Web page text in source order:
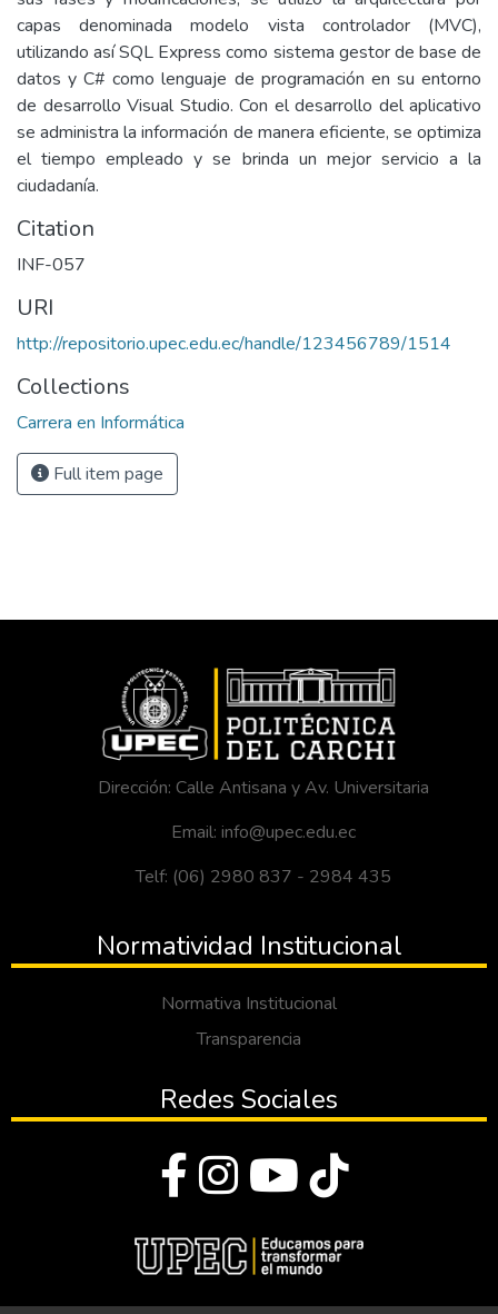
capas denominada modelo vista controlador (MVC),
utilizando así SQL Express como sistema gestor de base de
datos y C# como lenguaje de programación en su entorno
de desarrollo Visual Studio. Con el desarrollo del aplicativo
se administra la información de manera eficiente, se optimiza
el tiempo empleado y se brinda un mejor servicio a la
ciudadanía.
Citation
INF-057
URI
http://repositorio.upec.edu.ec/handle/123456789/1514
Collections
Carrera en Informática
Full item page
Dirección: Calle Antisana y Av. Universitaria
Email: info@upec.edu.ec
Telf: (06) 2980 837 - 2984 435
Normatividad Institucional
Normativa Institucional
Transparencia
Redes Sociales